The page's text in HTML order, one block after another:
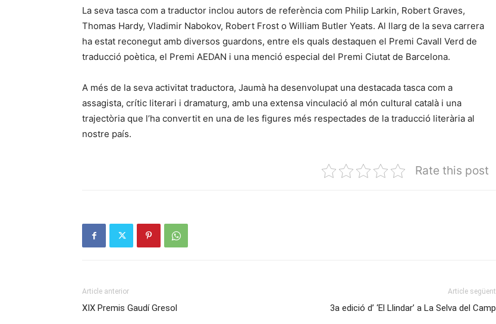
La seva tasca com a traductor inclou autors de referència com Philip Larkin, Robert Graves,
Thomas Hardy, Vladimir Nabokov, Robert Frost o William Butler Yeats. Al llarg de la seva carrera
ha estat reconegut amb diversos guardons, entre els quals destaquen el Premi Cavall Verd de
traducció poètica, el Premi AEDAN i una menció especial del Premi Ciutat de Barcelona.
A més de la seva activitat traductora, Jaumà ha desenvolupat una destacada tasca com a
assagista, crític literari i dramaturg, amb una extensa vinculació al món cultural català i una
trajectòria que l’ha convertit en una de les figures més respectades de la traducció literària al
nostre país.
Rate this post
Article anterior
XIX Premis Gaudí Gresol
Article següent
3a edició d’ ‘El Llindar’ a La Selva del Camp